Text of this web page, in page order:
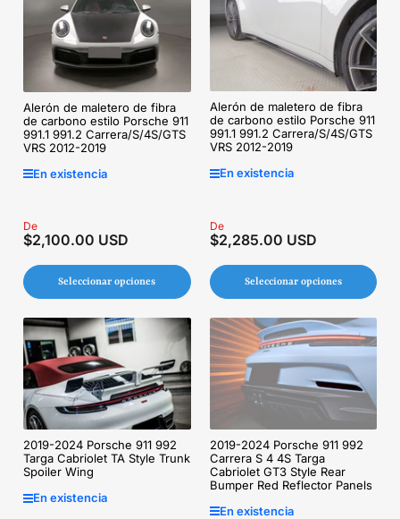
Alerón de maletero de fibra
de carbono estilo Porsche 911
991.1 991.2 Carrera/S/4S/GTS
VRS 2012-2019
En existencia
Precio
regular
De
$2,100.00 USD
Seleccionar opciones
Alerón de maletero de fibra
de carbono estilo Porsche 911
991.1 991.2 Carrera/S/4S/GTS
VRS 2012-2019
En existencia
Precio
regular
De
$2,285.00 USD
Seleccionar opciones
2019-2024 Porsche 911 992
Targa Cabriolet TA Style Trunk
Spoiler Wing
En existencia
2019-2024 Porsche 911 992
Carrera S 4 4S Targa
Cabriolet GT3 Style Rear
Bumper Red Reflector Panels
En existencia